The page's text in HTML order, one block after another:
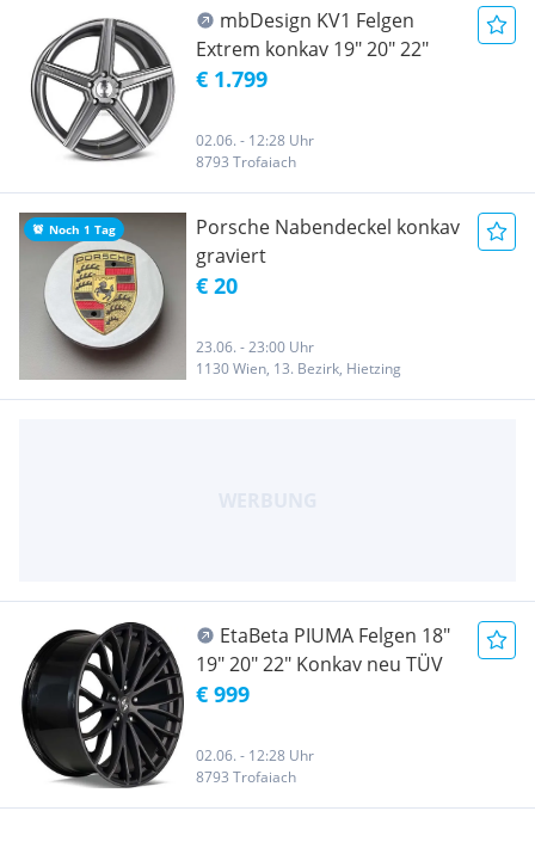
mbDesign KV1 Felgen
Extrem konkav 19" 20" 22"
€ 1.799
02.06. - 12:28 Uhr
8793 Trofaiach
Noch 1 Tag
Porsche Nabendeckel konkav
graviert
€ 20
23.06. - 23:00 Uhr
1130 Wien, 13. Bezirk, Hietzing
EtaBeta PIUMA Felgen 18"
19" 20" 22" Konkav neu TÜV
€ 999
02.06. - 12:28 Uhr
8793 Trofaiach